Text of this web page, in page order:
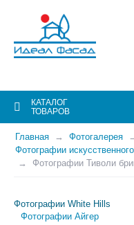
КАТАЛОГ
ТОВАРОВ
Главная
Фотогалерея
Фотографии
Фотографии Тиволи
Фотографии White Hills
Фотографии Айгер